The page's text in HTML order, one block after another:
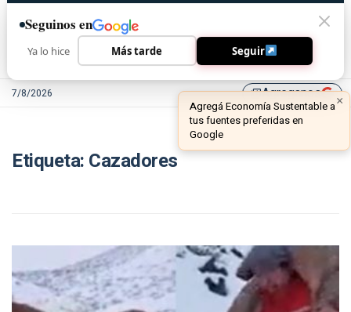
7/8/2026 library_addAgreganos ×
Agregá Economía Sustentable a
tus fuentes preferidas en
Google
Etiqueta: Cazadores
Seguinos en
Ya lo hice Más tarde Seguir